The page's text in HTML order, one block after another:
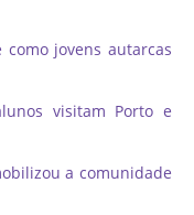
como jovens autarcas
visitam Porto e
a comunidade